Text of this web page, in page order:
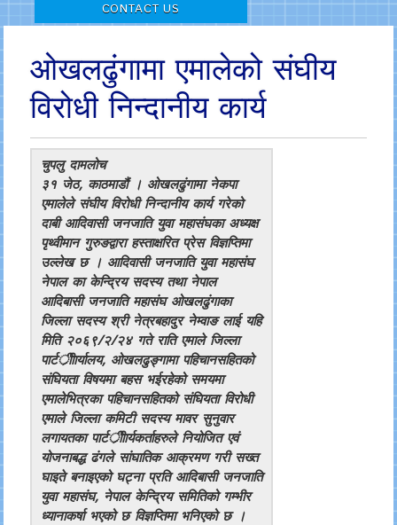
CONTACT US
ओखलढुंगामा एमालेको संघीय
विरोधी निन्दानीय कार्य
चुपलु दामलोच
३१ जेठ, काठमाडौं । ओखलढुंगामा नेकपा
एमालेले संघीय विरोधी निन्दानीय कार्य गरेको
दाबी आदिवासी जनजाति युवा महासंघका अध्यक्ष
पृथ्वीमान गुरुङद्वारा हस्ताक्षरित प्रेस विज्ञप्तिमा
उल्लेख छ । आदिवासी जनजाति युवा महासंघ
नेपाल का केन्द्रिय सदस्य तथा नेपाल
आदिबासी जनजाति महासंघ ओखलढुंगाका
जिल्ला सदस्य श्री नेत्रबहादुर नेम्वाङ लाई यहि
मिति २०६९/२/२४ गते राति एमाले जिल्ला
पार्टर्ीीार्यालय, ओखलढुङ्गामा पहिचानसहितको
संघियता विषयमा बहस भईरहेको समयमा
एमालेभित्रका पहिचानसहितको संघियता विरोधी
एमाले जिल्ला कमिटी सदस्य मावर सुनुवार
लगायतका पार्टर्ीीार्यकर्ताहरुले नियोजित एवं
योजनाबद्ध ढंगले सांघातिक आक्रमण गरी सख्त
घाइते बनाइएको घट्ना प्रतिआदिबासी जनजाति
युवा महासंघ, नेपाल केन्द्रिय समितिको गम्भीर
ध्यानाकर्षा भएको छ विज्ञप्तिमा भनिएको छ ।